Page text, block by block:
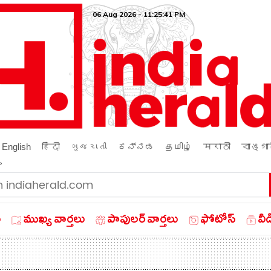
06 Aug 2026 - 11:25:42 PM
English हिंदी ગુજરાતી ಕನ್ನಡ தமிழ் मराठी
ముఖ్య వార్తలు పాపులర్ వార్తలు ఫోటోస్